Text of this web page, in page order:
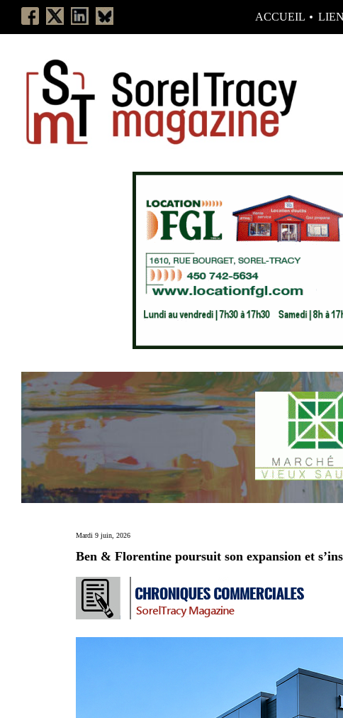
ACCUEIL
Mardi 9 juin, 2026
Ben & Florentine poursuit son expansion et